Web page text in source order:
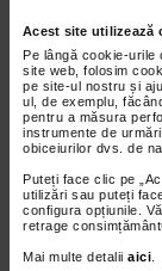
Acest site utilizează
Pe lângă cookie-
site web, folosim
pe site-ul nostru și
ul, de exemplu,
pentru a măsura
instrumente de
obiceiurilor dvs. de
Puteți face clic pe
utilizări sau puteți
configura opțiunile.
retrage
Mai multe detalii aici
Metoject 50 mg /